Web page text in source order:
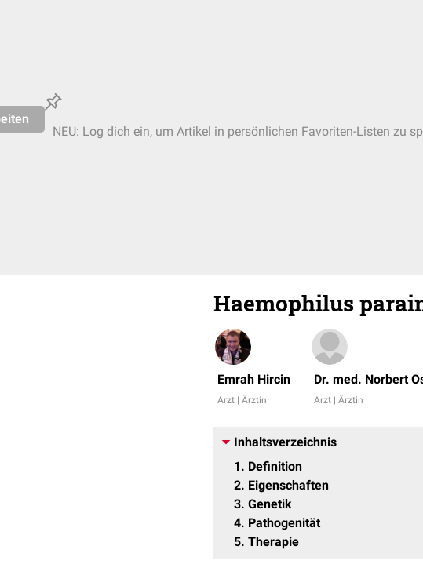
NEU: Log dich ein, um Artikel in persönlichen Favoriten-Listen zu
Haemophilus
Emrah Hircin
Arzt | Ärztin
Dr. med. Norbert
Arzt | Ärztin
Inhaltsverzeichnis
1
Definition
2 Eigenschaften
3 Genetik
4 Pathogenität
5 Therapie